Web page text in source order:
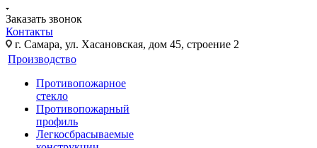
Заказать звонок
Контакты
г. Самара, ул. Хасановская, дом 45, строение 2
Производство
Противопожарное
стекло
Противопожарный
профиль
Легкосбрасываемые